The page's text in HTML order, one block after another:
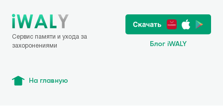
Сервис памяти и ухода за
захоронениями
Блог iWALY
На главную